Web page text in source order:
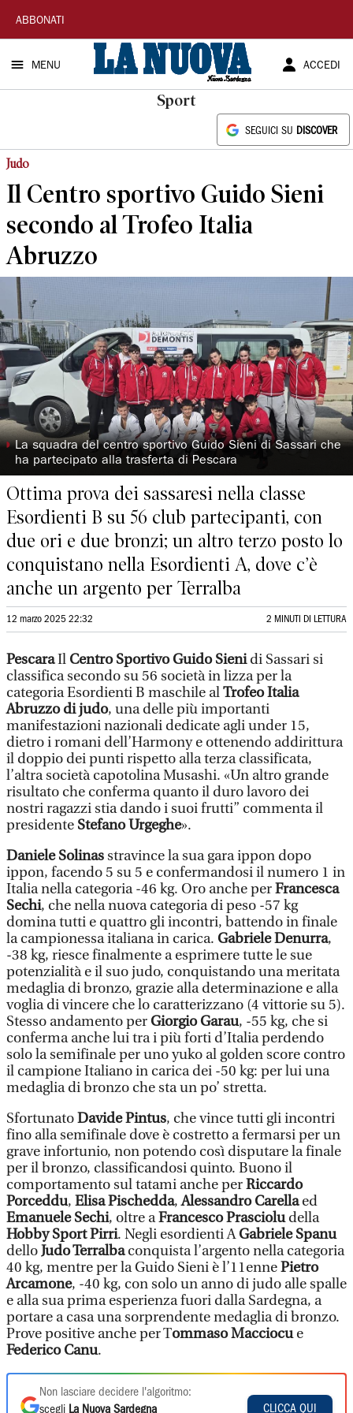
La
Nuova
Sardegna
ABBONATI
MENU ACCEDI
Sport
SEGUICI SU DISCOVER
Judo
Il Centro sportivo Guido Sieni
secondo al Trofeo Italia
Abruzzo
◗La squadra del centro sportivo Guido Sieni di Sassari che
ha partecipato alla trasferta di Pescara
Ottima prova dei sassaresi nella classe
Esordienti B su 56 club partecipanti, con
due ori e due bronzi; un altro terzo posto lo
conquistano nella Esordienti A, dove c’è
anche un argento per Terralba
12 marzo 2025 22:32 2 MINUTI DI LETTURA
PescaraIl Centro Sportivo Guido Sienidi Sassari si
classifica secondosu 56 società in lizza per la
categoria Esordienti B maschile alTrofeo Italia
Abruzzo di judo, una delle più importanti
manifestazioni nazionali dedicate agli under 15,
dietro i romani dell’Harmony e ottenendo addirittura
il doppio dei punti rispetto alla terza classificata,
l’altra società capotolina Musashi. «Un altro grande
risultato che conferma quanto il duro lavoro dei
nostri ragazzi stia dando i suoi frutti” commenta il
presidente Stefano Urgeghe».
Daniele Solinasstravince la sua gara ippon dopo
ippon, facendo 5 su 5 e confermandosi il numero 1 in
Italia nella categoria -46 kg. Oro anche perFrancesca
Sechi, che nella nuova categoria di peso -57 kg
domina tutti e quattro gli incontri, battendo in finale
la campionessa italiana in carica. Gabriele Denurra,
-38 kg, riesce finalmente a esprimere tutte le sue
potenzialità e il suo judo, conquistando una meritata
medaglia di bronzo, grazie alla determinazione e alla
voglia di vincere che lo caratterizzano (4 vittorie su 5).
Stesso andamento perGiorgio Garau, -55 kg, che si
conferma anche lui tra i più forti d’Italia perdendo
solo la semifinale per uno yuko al golden score contro
il campione Italiano in carica dei -50 kg: per lui una
medaglia di bronzo che sta un po’ stretta.
SfortunatoDavide Pintus, che vince tutti gli incontri
fino alla semifinale dove è costretto a fermarsi per un
grave infortunio, non potendo così disputare la finale
per il bronzo, classificandosi quinto. Buono il
comportamento sul tatami anche perRiccardo
Porceddu, Elisa Pischedda,Alessandro Carellaed
Emanuele Sechi, oltre aFrancesco Prascioludella
Hobby Sport Pirri. Negli esordienti AGabriele Spanu
delloJudo Terralbaconquista l’argento nella categoria
40 kg, mentre per la Guido Sieni è l’11ennePietro
Arcamone, -40 kg, con solo un anno di judo alle spalle
e alla sua prima esperienza fuori dalla Sardegna, a
portare a casa una sorprendente medaglia di bronzo.
Prove positive anche per Tommaso Macciocue
Federico Canu.
Non lasciare decidere l'algoritmo:
scegli La Nuova Sardegna CLICCA QUI